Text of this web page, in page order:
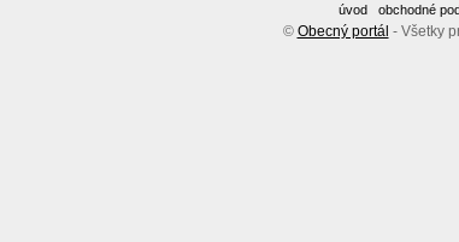
úvod obchodné
© Obecný portál - Všetky